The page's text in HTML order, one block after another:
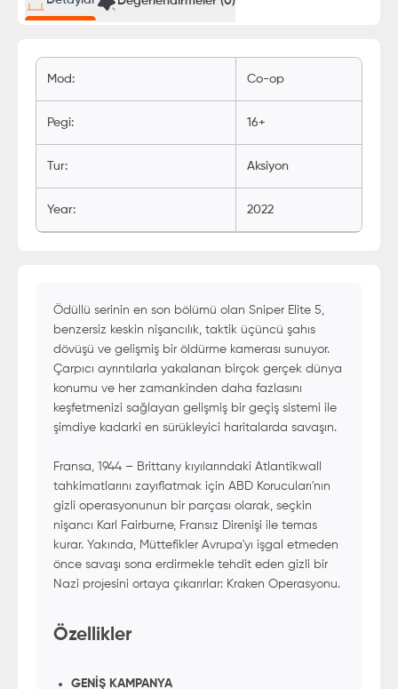
Mod : Co-op
Pegi: 16+
Tur: Aksiyon
Year: 2022
Ödüllü serinin en son bölümü olan Sniper Elite 5,
benzersiz keskin nişancılık, taktik üçüncü şahıs
dövüşü ve gelişmiş bir öldürme kamerası sunuyor.
Çarpıcı ayrıntılarla yakalanan birçok gerçek dünya
konumu ve her zamankinden daha fazlasını
keşfetmenizi sağlayan gelişmiş bir geçiş sistemi ile
şimdiye kadarki en sürükleyici haritalarda savaşın.
Fransa, 1944 – Brittany kıyılarındaki Atlantikwall
tahkimatlarını zayıflatmak için ABD Korucuları'nın
gizli operasyonunun bir parçası olarak, seçkin
nişancı Karl Fairburne, Fransız Direnişi ile temas
kurar. Yakında, Müttefikler Avrupa'yı işgal etmeden
önce savaşı sona erdirmekle tehdit eden gizli bir
Nazi projesini ortaya çıkarırlar: Kraken Operasyonu.
Özellikler
GENİŞ KAMPANYA